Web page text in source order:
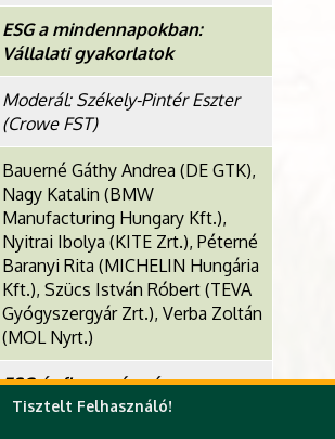
ESG a mindennapokban:
Vállalati gyakorlatok
Moderál: Székely-Pintér Eszter
(Crowe FST)
Bauerné Gáthy Andrea (DE GTK),
Nagy Katalin (BMW
Manufacturing Hungary Kft.),
Nyitrai Ibolya (KITE Zrt.), Péterné
Baranyi Rita (MICHELIN Hungária
Kft.), Szücs István Róbert (TEVA
Gyógyszergyár Zrt.), Verba Zoltán
(MOL Nyrt.)
ESG és finanszírozás
Tisztelt Felhasználó!